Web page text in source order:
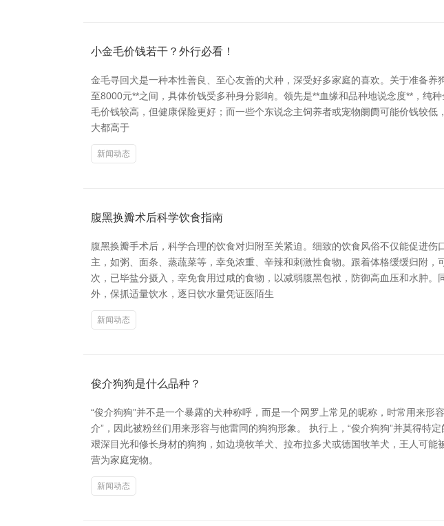
小金毛价钱若干？外行必看！
金毛寻回犬是一种本性善良、至心友善的犬种，深受好多家庭的喜欢。关于准备
至8000元**之间，具体价钱受多种身分影响。领先是**血缘和品种地说念度**，纯
毛价钱较高，但健康保险更好；而一些个东说念主饲养者或宠物阛阓可能价钱较
大都高于
新闻动态
腹黑换瓣术后科学饮食指南
腹黑换瓣手术后，科学合理的饮食对归附至关紧迫。细致的饮食风俗不仅能促进
主，如粥、面条、蒸蔬菜等，幸免浓重、辛辣和刺激性食物。跟着体格缓缓归附
次，已毕盐分摄入，幸免食用过咸的食物，以减弱腹黑包袱，防御高血压和水肿
外，保抓适量饮水，逐日饮水量凭证医陌生
新闻动态
俊介狗狗是什么品种？
“俊介狗狗”并不是一个暴露的犬种称呼，而是一个网罗上常见的昵称，时常用来
介”，因此被粉丝们用来形容与他雷同的狗狗形象。 执行上，“俊介狗狗”并莫得特
艰深目光和修长身材的狗狗，如边境牧羊犬、拉布拉多犬或德国牧羊犬，王人可
营为家庭宠物。
新闻动态